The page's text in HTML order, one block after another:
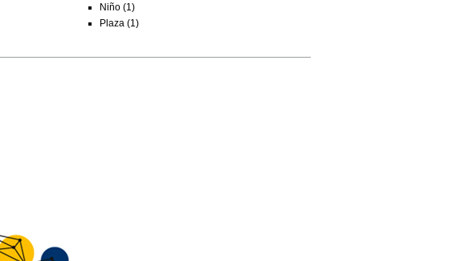
Niño (1)
Plaza (1)